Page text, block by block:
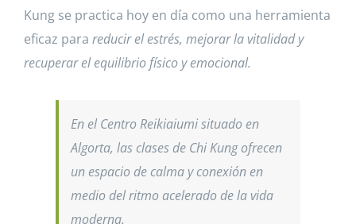
Kung se practica hoy en día como una herramienta
eficaz para reducir el estrés, mejorar la vitalidad y
recuperar el equilibrio físico y emocional.
En el Centro Reikiaiumi situado en
Algorta, las clases de Chi Kung ofrecen
un espacio de calma y conexión en
medio del ritmo acelerado de la vida
moderna.